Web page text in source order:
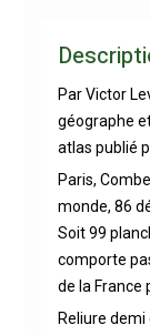
Par Victor
géographe
atlas publié
Paris,
monde, 86
Soit 99
comporte
de la France
Reliure demi